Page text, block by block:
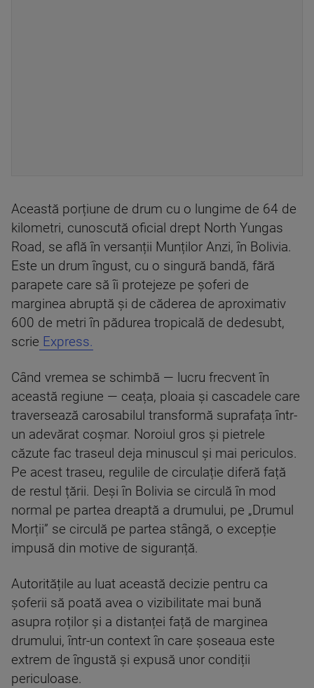
Această porțiune de drum cu o lungime de 64 de
kilometri, cunoscută oficial drept North Yungas
Road, se află în versanții Munților Anzi, în Bolivia.
Este un drum îngust, cu o singură bandă, fără
parapete care să îi protejeze pe șoferi de
marginea abruptă și de căderea de aproximativ
600 de metri în pădurea tropicală de dedesubt,
scrie Express.
Când vremea se schimbă — lucru frecvent în
această regiune — ceața, ploaia și cascadele care
traversează carosabilul transformă suprafața într-
un adevărat coșmar. Noroiul gros și pietrele
căzute fac traseul deja minuscul și mai periculos.
Pe acest traseu, regulile de circulație diferă față
de restul țării. Deși în Bolivia se circulă în mod
normal pe partea dreaptă a drumului, pe „Drumul
Morții” se circulă pe partea stângă, o excepție
impusă din motive de siguranță.
Autoritățile au luat această decizie pentru ca
șoferii să poată avea o vizibilitate mai bună
asupra roților și a distanței față de marginea
drumului, într-un context în care șoseaua este
extrem de îngustă și expusă unor condiții
periculoase.